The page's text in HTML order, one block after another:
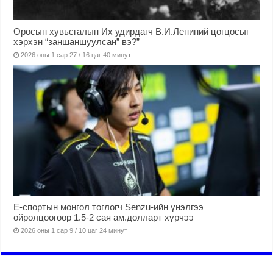
Оросын хувьсгалын Их удирдагч В.И.Лениний цогцосыг
хэрхэн “заншаншуулсан” вэ?”
2026 оны 1 сар 27 / 16 цаг 40 минут
Е-спортын монгол тоглогч Senzu-ийн үнэлгээ
ойролцоогоор 1.5-2 сая ам.долларт хүрчээ
2026 оны 1 сар 9 / 10 цаг 24 минут